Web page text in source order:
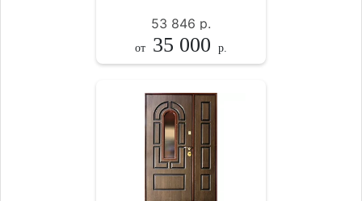
53 846 р.
от 35 000 р.